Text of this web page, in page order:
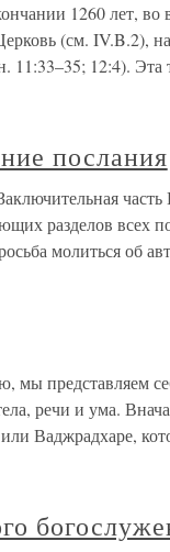
1260 лет, во
(см. IV.B.2),
12:4). Эта
послания
разделов всех
молиться об
мы представляем
речи и ума.
Ваджрадхаре,